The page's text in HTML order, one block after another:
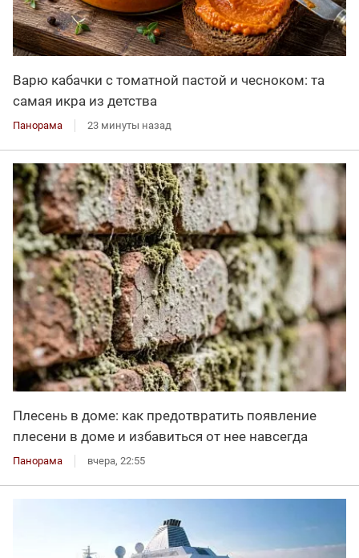
Варю кабачки с томатной пастой и чесноком: та
самая икра из детства
Панорама 23 минуты назад
Плесень в доме: как предотвратить появление
плесени в доме и избавиться от нее навсегда
Панорама вчера, 22:55